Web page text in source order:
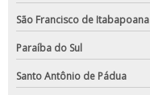
São Francisco de Itabapoana
Paraíba do Sul
Santo Antônio de Pádua